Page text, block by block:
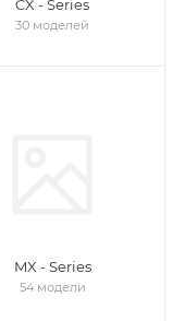
CX - Series
30 моделей
MX - Series
54 модели